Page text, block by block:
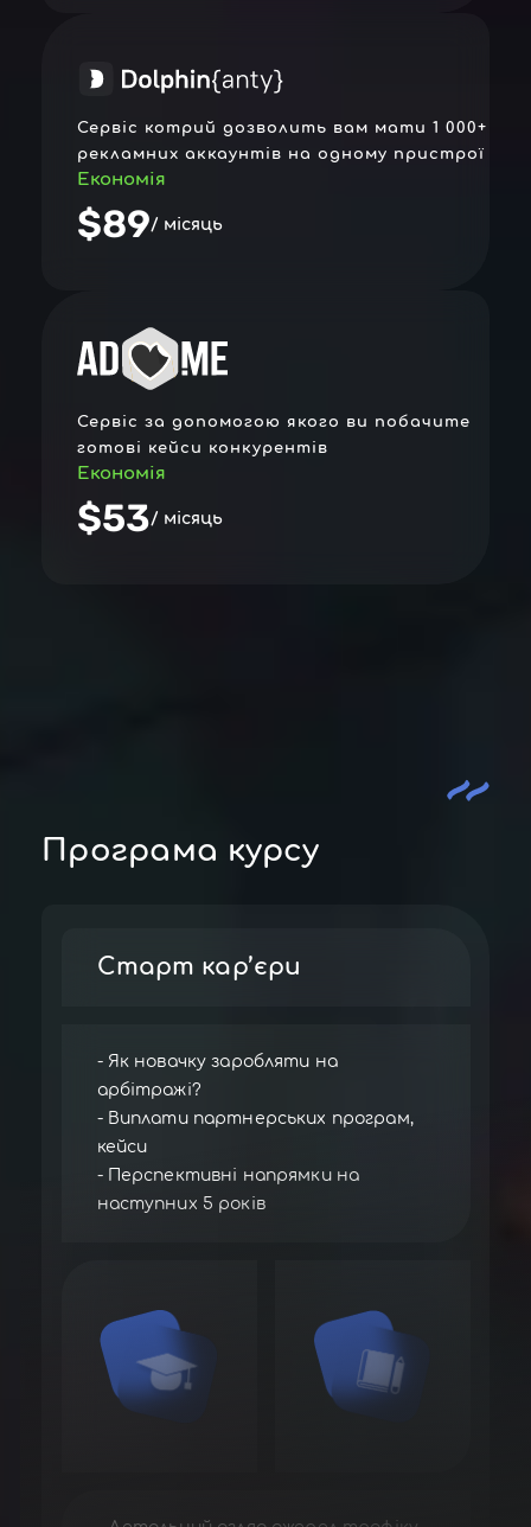
Сервіс котрий дозволить вам мати 1 000+
рекламних аккаунтів на одному пристрої
Економія
$89/ місяць
Сервіс за допомогою якого ви побачите
готові кейси конкурентів
Економія
$53/ місяць
Програма курсу
Старт кар’єри
- Як новачку заробляти на
арбітражі?
- Виплати партнерських програм,
кейси
- Перспективні напрямки на
наступних 5 років